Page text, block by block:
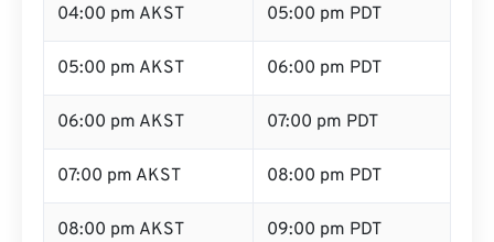
04:00 pm AKST 05:00 pm PDT
05:00 pm AKST 06:00 pm PDT
06:00 pm AKST 07:00 pm PDT
07:00 pm AKST 08:00 pm PDT
08:00 pm AKST 09:00 pm PDT